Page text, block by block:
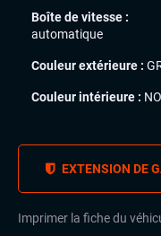
Boîte de vitesse :
automatique
Couleur extérieure :
Couleur intérieure :
EXTENSION DE
Imprimer la fiche du